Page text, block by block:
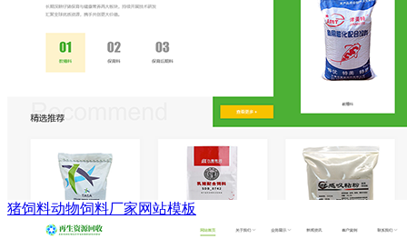
猪饲料动物饲料厂家网站模板